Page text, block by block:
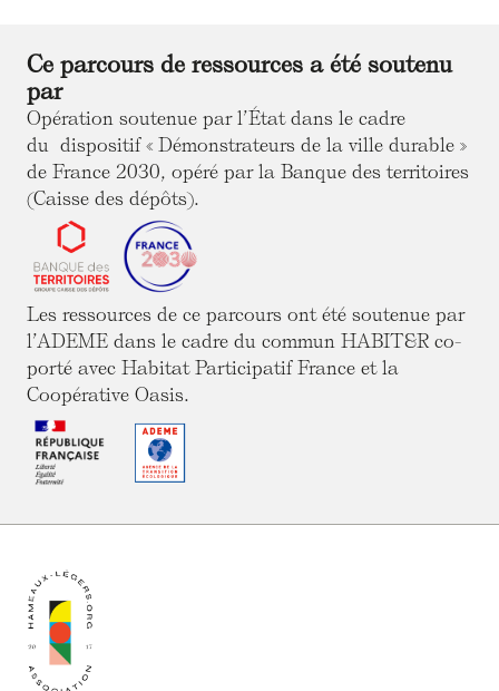
Ce parcours de ressources a été soutenu
par
Opération soutenue par l’État dans le cadre
du dispositif « Démonstrateurs de la ville durable »
de France 2030, opéré par la Banque des territoires
(Caisse des dépôts).
Les ressources de ce parcours ont été soutenue par
l’ADEME dans le cadre du commun HABIT&R co-
porté avec Habitat Participatif France et la
Coopérative Oasis.